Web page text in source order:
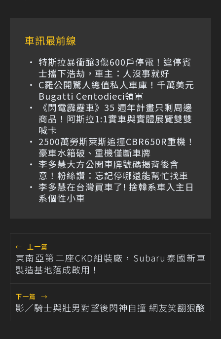
車訊最前線
特斯拉暴衝釀3傷600戶停電！違停賓
士擋下浩劫，車主：人沒事就好
C羅公開驚人總值私人車庫！千萬美元
Bugatti Centodieci領軍
《閃電霹靂車》35 週年計畫只剩周邊
商品！阿斯拉1:1實車與實體展覽雙雙
喊卡
2500萬勞斯萊斯追撞CBR650R重機！
豪車水箱破、重機僅斷車牌
李多慧大方公開車牌號碼揭背後含
意！粉絲讚：忘記停哪還能幫忙找車
李多慧在台灣買車了! 捨韓系車入主日
系個性小車
← 上一篇
東南亞第二座CKD組裝廠，Subaru泰國新車
製造基地落成啟用！
下一篇 →
影／騎士與壯男對望後閃神自撞 網友笑翻狠酸